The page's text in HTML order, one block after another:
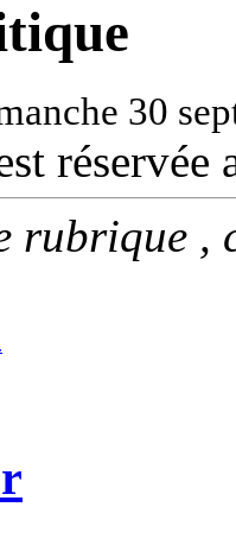
30
réservée
rubrique ,